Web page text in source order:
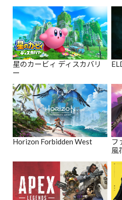
星のカービィ ディスカバリ
ー
Horizon Forbidden West
フ
風